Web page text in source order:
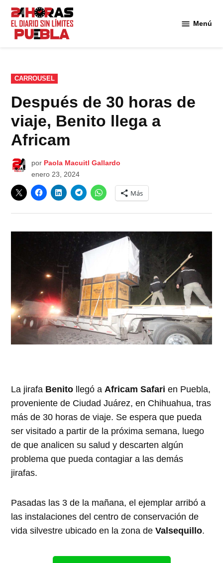
Saltar
contenido
Menú
PUBLICADO
EN
CARROUSEL
Después de 30 horas de
viaje, Benito llega a
Africam
por Paola Macuitl Gallardo
enero 23, 2024
Más
La jirafa Benito llegó a Africam Safarien Puebla,
proveniente de Ciudad Juárez, en Chihuahua, tras
más de 30 horas de viaje. Se espera que pueda
ser visitado a partir de la próxima semana, luego
de que analicen su salud y descarten algún
problema que pueda contagiar a las demás
jirafas.
Pasadas las 3 de la mañana, el ejemplar arribó a
las instalaciones del centro de conservación de
vida silvestre ubicado en la zona deValsequillo.